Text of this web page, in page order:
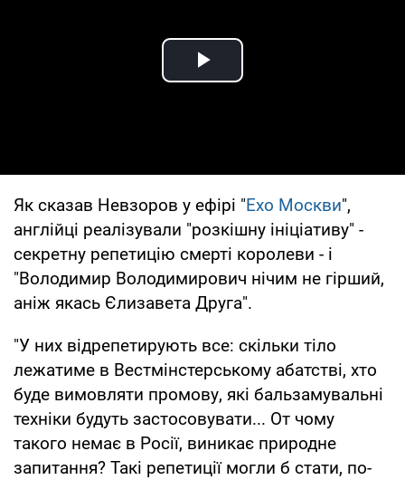
Play Video
Як сказав Невзоров у ефірі "Ехо Москви",
англійці реалізували "розкішну ініціативу" -
секретну репетицію смерті королеви - і
"Володимир Володимирович нічим не гірший,
аніж якась Єлизавета Друга".
"У них відрепетирують все: скільки тіло
лежатиме в Вестмінстерському абатстві, хто
буде вимовляти промову, які бальзамувальні
техніки будуть застосовувати... От чому
такого немає в Росії, виникає природне
запитання? Такі репетиції могли б стати, по-